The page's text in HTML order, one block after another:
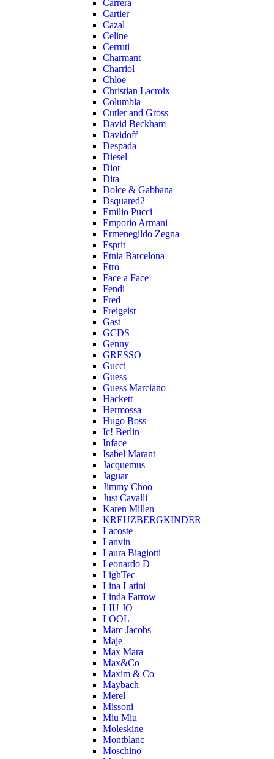
Carrera
Cartier
Cazal
Celine
Cerruti
Charmant
Charriol
Chloe
Christian Lacroix
Columbia
Cutler and Gross
David Beckham
Davidoff
Despada
Diesel
Dior
Dita
Dolce & Gabbana
Dsquared2
Emilio Pucci
Emporio Armani
Ermenegildo Zegna
Esprit
Etnia Barcelona
Etro
Face a Face
Fendi
Fred
Freigeist
Gast
GCDS
Genny
GRESSO
Gucci
Guess
Guess Marciano
Hackett
Hermossa
Hugo Boss
Ic! Berlin
Inface
Isabel Marant
Jacquemus
Jaguar
Jimmy Choo
Just Cavalli
Karen Millen
KREUZBERGKINDER
Lacoste
Lanvin
Laura Biagiotti
Leonardo D
LighTec
Lina Latini
Linda Farrow
LIU JO
LOOL
Marc Jacobs
Maje
Max Mara
Max&Co
Maxim & Co
Maybach
Merel
Missoni
Miu Miu
Moleskine
Montblanc
Moschino